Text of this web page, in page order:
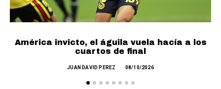
América invicto, el águila vuela hacía a los
cuartos de final
JUAN DAVID PEREZ 08/10/2026